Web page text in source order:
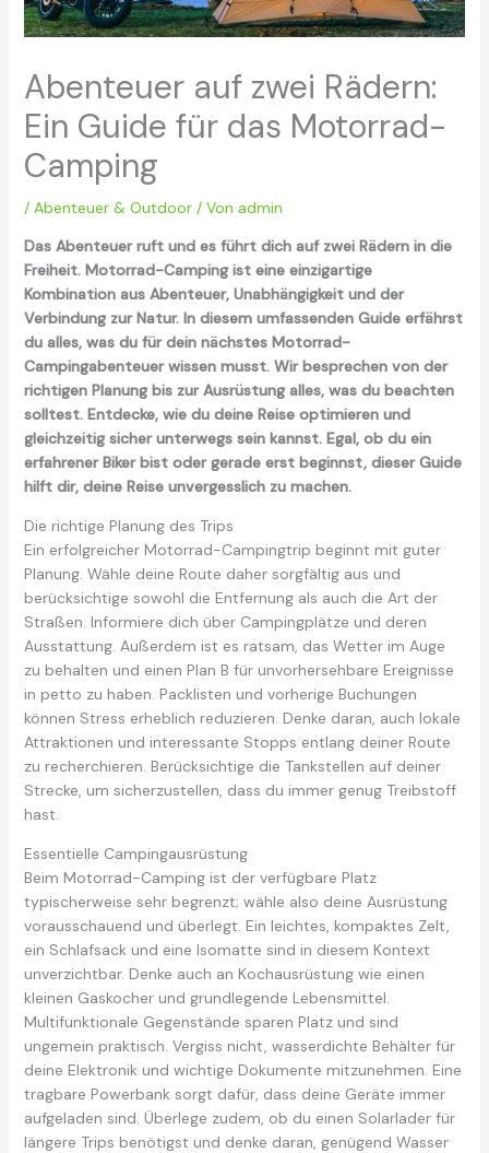
Abenteuer auf zwei Rädern:
Ein Guide für das Motorrad-
Camping
/ Abenteuer & Outdoor/ Von admin
Das Abenteuer ruft und es führt dich auf zwei Rädern in die
Freiheit. Motorrad-Camping ist eine einzigartige
Kombination aus Abenteuer, Unabhängigkeit und der
Verbindung zur Natur. In diesem umfassenden Guide erfährst
du alles, was du für dein nächstes Motorrad-
Campingabenteuer wissen musst. Wir besprechen von der
richtigen Planung bis zur Ausrüstung alles, was du beachten
solltest. Entdecke, wie du deine Reise optimieren und
gleichzeitig sicher unterwegs sein kannst. Egal, ob du ein
erfahrener Biker bist oder gerade erst beginnst, dieser Guide
hilft dir, deine Reise unvergesslich zu machen.
Die richtige Planung des Trips
Ein erfolgreicher Motorrad-Campingtrip beginnt mit guter
Planung. Wähle deine Route daher sorgfältig aus und
berücksichtige sowohl die Entfernung als auch die Art der
Straßen. Informiere dich über Campingplätze und deren
Ausstattung. Außerdem ist es ratsam, das Wetter im Auge
zu behalten und einen Plan B für unvorhersehbare Ereignisse
in petto zu haben. Packlisten und vorherige Buchungen
können Stress erheblich reduzieren. Denke daran, auch lokale
Attraktionen und interessante Stopps entlang deiner Route
zu recherchieren. Berücksichtige die Tankstellen auf deiner
Strecke, um sicherzustellen, dass du immer genug Treibstoff
hast.
Essentielle Campingausrüstung
Beim Motorrad-Camping ist der verfügbare Platz
typischerweise sehr begrenzt; wähle also deine Ausrüstung
vorausschauend und überlegt. Ein leichtes, kompaktes Zelt,
ein Schlafsack und eine Isomatte sind in diesem Kontext
unverzichtbar. Denke auch an Kochausrüstung wie einen
kleinen Gaskocher und grundlegende Lebensmittel.
Multifunktionale Gegenstände sparen Platz und sind
ungemein praktisch. Vergiss nicht, wasserdichte Behälter für
deine Elektronik und wichtige Dokumente mitzunehmen. Eine
tragbare Powerbank sorgt dafür, dass deine Geräte immer
aufgeladen sind. Überlege zudem, ob du einen Solarlader für
längere Trips benötigst und denke daran, genügend Wasser